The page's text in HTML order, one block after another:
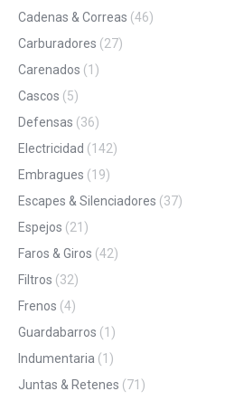
Cadenas & Correas (46)
Carburadores (27)
Carenados (1)
Cascos (5)
Defensas (36)
Electricidad (142)
Embragues (19)
Escapes & Silenciadores (37)
Espejos (21)
Faros & Giros (42)
Filtros (32)
Frenos (4)
Guardabarros (1)
Indumentaria (1)
Juntas & Retenes (71)